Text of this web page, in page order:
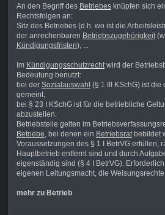
An den Begriff des Betriebesknüpfen sich
Rechtsfolgen an:
Sitz des Betriebes (d.h. wo ist die
der anrechenbaren Betriebszugehörigkeit
Kündigungsfristen), ...
Im Kündigungsschutzrechtwird der
Bedeutung benutzt:
bei der Sozialauswahl (§ 1 III KSchG) ist
gemeint,
bei § 23 I KSchG ist für die betriebliche
abzustellen.
Betriebsteile gelten im
Betriebe, bei denen ein Betriebsratbebildet
Voraussetzungen des § 1 I BetrVG erfüllen,
Hauptbetrieb entfernt sind und durch
eigenständig sind (§ 4 I BetrVG).
eigenen Leitungsmacht, die
mehr zu Betrieb